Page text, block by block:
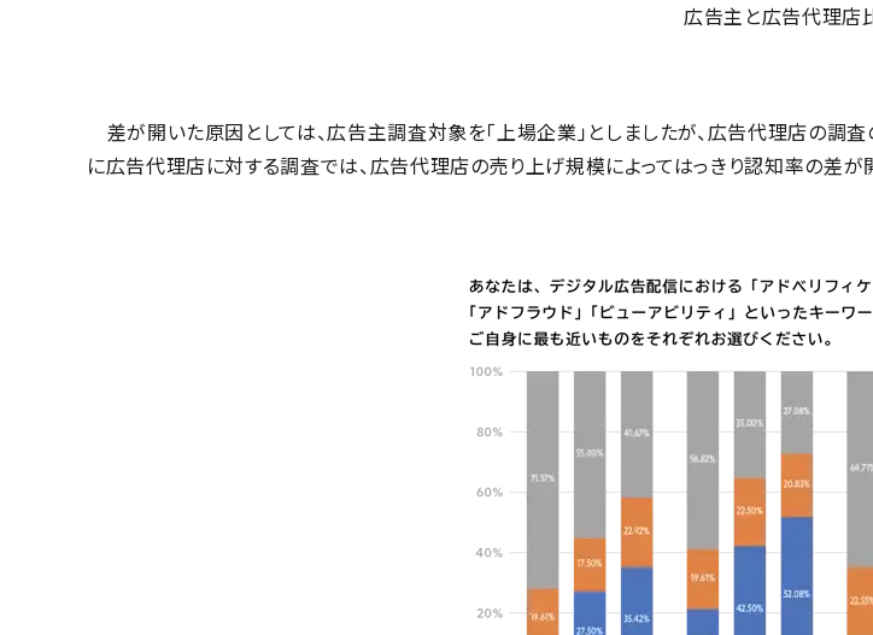
広告主と広告代理店
差が開いた原因としては、広告主調査対象を「上場企業」としましたが、広告代理店の調
に広告代理店に対する調査では、広告代理店の売り上げ規模によってはっきり認知率の差が